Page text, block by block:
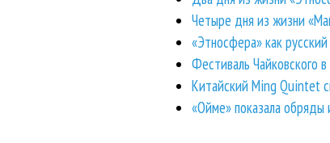
Четыре дня из жизни
«Этносфера» как
Фестиваль Чайковского
Китайский Ming Quintet
«Ойме» показала обряды